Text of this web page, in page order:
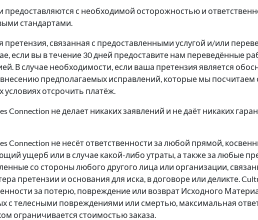
предоставляются с необходимой осторожностью и
стандартами.
претензия, связанная с предоставленными услугой и/или
если вы в течение 30 дней предоставите нам переведённые
В случае необходимости, если ваша претензия является
внесению предполагаемых исправлений, которые мы
условиях отсрочить платёж.
Connection не делает никаких заявлений и не даёт никаких
Connection не несёт ответственности за любой прямой,
ущерб или в случае какой-либо утраты, а также за любые
со стороны любого другого лица или организации,
претензии и основания для иска, в договоре или деликте.
за потерю, повреждение или возврат Исходного
с телесными повреждениями или смертью, максимальная
ограничивается стоимостью заказа.